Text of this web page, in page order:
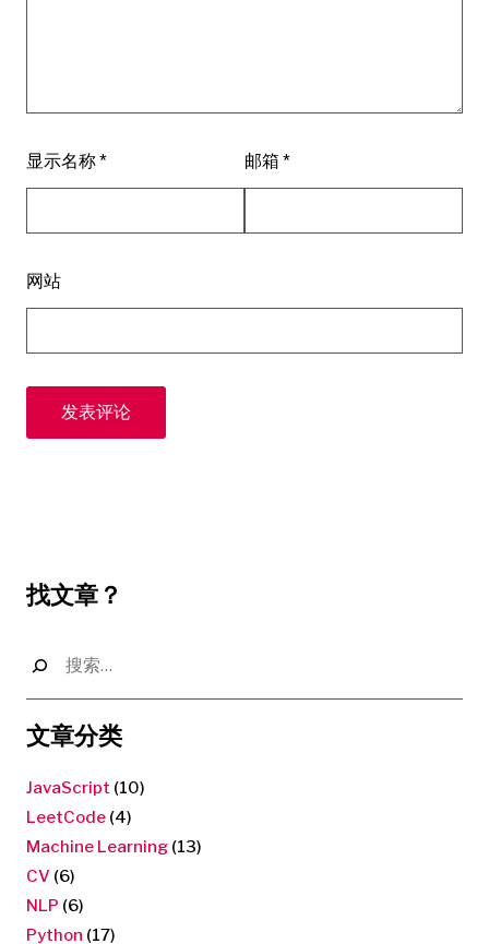
显示名称* 邮箱 *
网站
找文章？
索：
文章分类
JavaScript (10)
LeetCode (4)
Machine Learning (13)
CV (6)
NLP (6)
Python (17)